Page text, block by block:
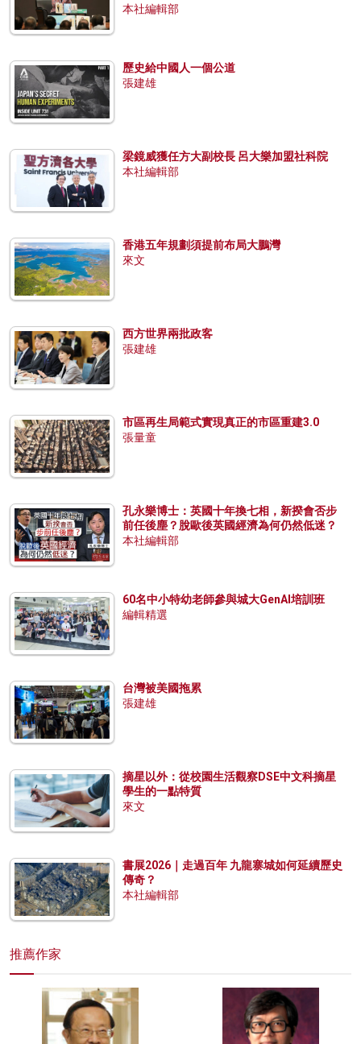
本社編輯部
歷史給中國人一個公道
張建雄
梁鏡威獲任方大副校長 呂大樂加盟社科院
本社編輯部
香港五年規劃須提前布局大鵬灣
來文
西方世界兩批政客
張建雄
市區再生局範式實現真正的市區重建3.0
張量童
孔永樂博士：英國十年換七相，新揆會否步
前任後塵？脫歐後英國經濟為何仍然低迷？
本社編輯部
60名中小特幼老師參與城大GenAI培訓班
編輯精選
台灣被美國拖累
張建雄
摘星以外：從校園生活觀察DSE中文科摘星
學生的一點特質
來文
書展2026｜走過百年 九龍寨城如何延續歷史
傳奇？
本社編輯部
推薦作家